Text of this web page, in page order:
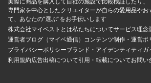
専門家を中心としたクリエイターが自らの愛用品やお
て、あなたの“選ぶ”をお手伝いします
株式会社マイベストとは私たちについてサービス理念
運営者ブログ（マイベ通信） コンテンツ制作・運営ポ
プライバシーポリシーブランド・アイデンティティ ガ
利用規約広告出稿について引用・転載についてお問い